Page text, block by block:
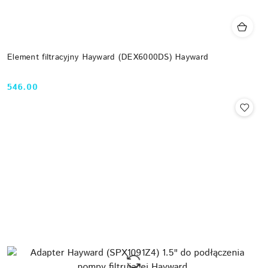
Element filtracyjny Hayward (DEX6000DS) Hayward
Cena:
546.00